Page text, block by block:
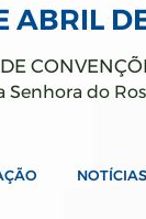
ABRIL
Senhora do
NOTÍCIAS